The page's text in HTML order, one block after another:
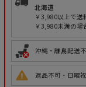
北海道
￥3,980以上で送
￥3,980未満の場
沖縄・離島配送
返品不可・日曜